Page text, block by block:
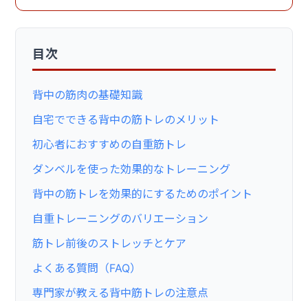
目次
背中の筋肉の基礎知識
自宅でできる背中の筋トレのメリット
初心者におすすめの自重筋トレ
ダンベルを使った効果的なトレーニング
背中の筋トレを効果的にするためのポイント
自重トレーニングのバリエーション
筋トレ前後のストレッチとケア
よくある質問（FAQ）
専門家が教える背中筋トレの注意点